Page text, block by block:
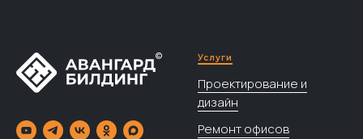
Услуги
Проектирование и
дизайн
Ремонт офисов